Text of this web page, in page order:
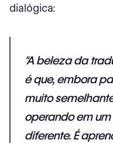
dialógica:
"A beleza da
é que, embora
muito
operando em
diferente. É